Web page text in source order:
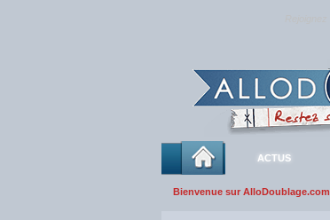
ACTUS
Bienvenue sur AlloDoublage.com